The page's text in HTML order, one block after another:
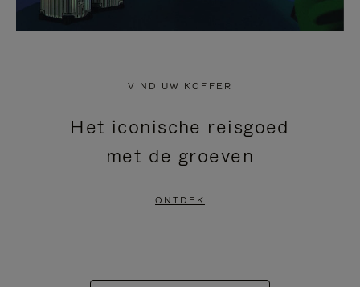
VIND UW KOFFER
Het iconische reisgoed
met de groeven
ONTDEK